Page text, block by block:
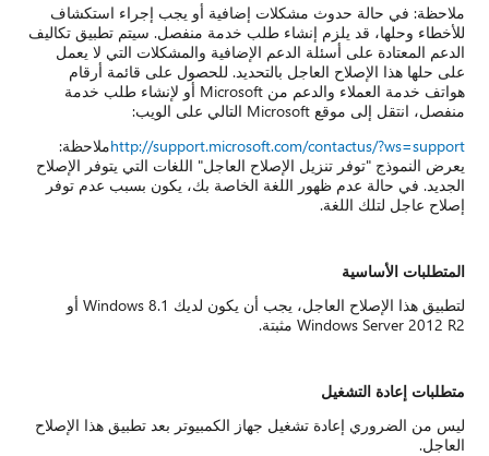
ملاحظة: في حالة حدوث مشكلات إضافية أو يجب إجراء استكشاف
للأخطاء وحلها، قد يلزم إنشاء طلب خدمة منفصل. سيتم تطبيق تكاليف
الدعم المعتادة على أسئلة الدعم الإضافية والمشكلات التي لا يعمل
على حلها هذا الإصلاح العاجل بالتحديد. للحصول على قائمة أرقام
هواتف خدمة العملاء والدعم من Microsoft أو لإنشاء طلب خدمة
منفصل، انتقل إلى موقع Microsoft التالي على الويب:
http://support.microsoft.com/contactus/?ws=supportملاحظة:
يعرض النموذج "توفر تنزيل الإصلاح العاجل" اللغات التي يتوفر الإصلاح
الجديد. في حالة عدم ظهور اللغة الخاصة بك، يكون بسبب عدم توفر
إصلاح عاجل لتلك اللغة.
المتطلبات الأساسية
لتطبيق هذا الإصلاح العاجل، يجب أن يكون لديك Windows 8.1 أو
Windows Server 2012 R2 مثبتة.
متطلبات إعادة التشغيل
ليس من الضروري إعادة تشغيل جهاز الكمبيوتر بعد تطبيق هذا الإصلاح
العاجل.